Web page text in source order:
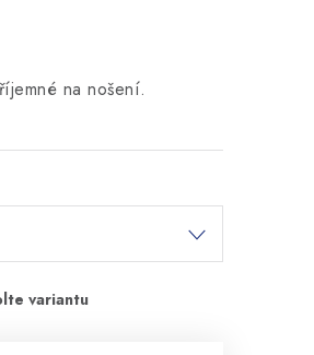
na nošení.